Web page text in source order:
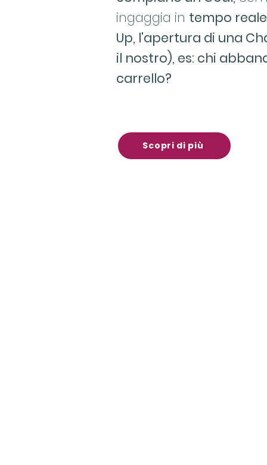
ingaggia in tempo
Up, l'apertura di una
il nostro), es: chi
carrello?
Scopri di più